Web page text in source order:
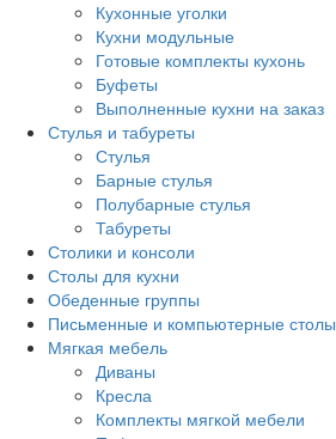
Кухонные уголки
Кухни модульные
Готовые комплекты кухонь
Буфеты
Выполненные кухни на заказ
Стулья и табуреты
Стулья
Барные стулья
Полубарные стулья
Табуреты
Столики и консоли
Столы для кухни
Обеденные группы
Письменные и компьютерные столы
Мягкая мебель
Диваны
Кресла
Комплекты мягкой мебели